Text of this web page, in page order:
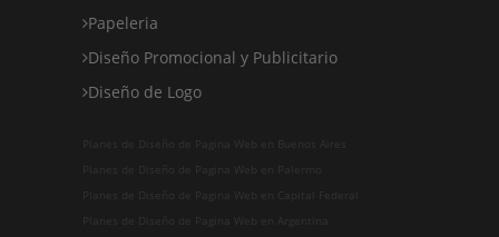
Papeleria
Diseño Promocional y Publicitario
Diseño de Logo
Planes de Diseño de Pagina Web en Buenos Aires
Planes de Diseño de Pagina Web en Palermo
Planes de Diseño de Pagina Web en Capital Federal
Planes de Diseño de Pagina Web en Argentina